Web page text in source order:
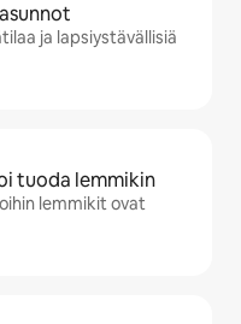
ja lapsiystävällisiä
tuoda lemmikin
lemmikit ovat